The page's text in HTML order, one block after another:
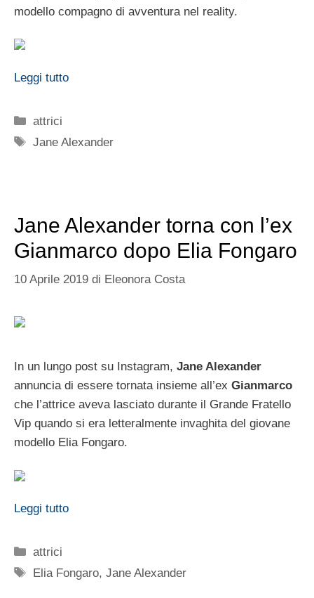
modello compagno di avventura nel reality.
Leggi tutto
Categorie
attrici
Tag
Jane Alexander
Jane Alexander torna con l’ex
Gianmarco dopo Elia Fongaro
10 Aprile 2019 di Eleonora Costa
In un lungo post su Instagram, Jane Alexander
annuncia di essere tornata insieme all’ex Gianmarco
che l’attrice aveva lasciato durante il Grande Fratello
Vip quando si era letteralmente invaghita del giovane
modello Elia Fongaro.
Leggi tutto
Categorie
attrici
Tag
Elia Fongaro,Jane Alexander